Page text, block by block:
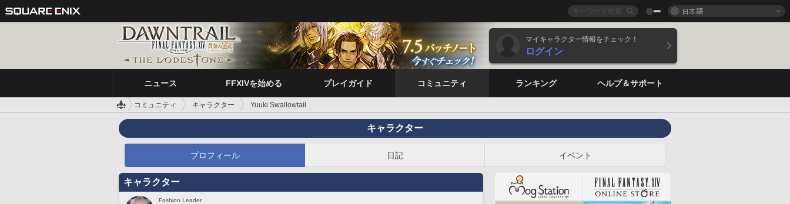
日本語
マイキャラクター情報をチェック！
ログイン
ニュース FFXIVを始める プレイガイド コミュニティ ランキング ヘルプ＆サポート
コミュニティ キャラクター Yuuki Swallowtail
キャラクター
プロフィール 日記 イベント
キャラクター
Fashion Leader